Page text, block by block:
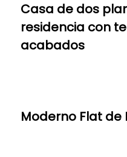
Casa de dos
residencia con
acabados
Moderno Flat de